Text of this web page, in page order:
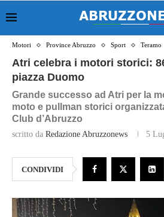
Motori Province Abruzzo Sport Teramo
Atri celebra i motori storici:
piazza Duomo
Grande successo ad Atri per la
moto e pullman storici
Club d’Abruzzo
scritto da Redazione Abruzzonews 5
CONDIVIDI